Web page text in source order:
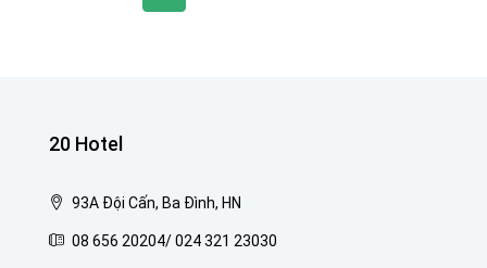
20 Hotel
93A Đội Cấn, Ba Đình, HN
08 656 20204/ 024 321 23030